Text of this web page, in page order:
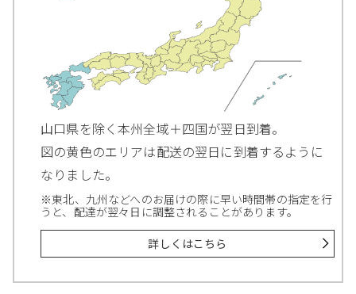
山口県を除く本州全域＋四国が翌日到着。
図の黄色のエリアは配送の翌日に到着するように
なりました。
※東北、九州などへのお届けの際に早い時間帯の指定を行
うと、配達が翌々日に調整されることがあります。
詳しくはこちら